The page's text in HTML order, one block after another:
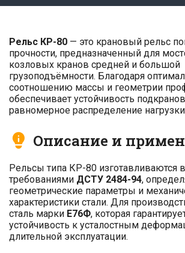
Рельс КР-80 — это крановый рельс
прочности, предназначенный для
козловых кранов средней и большой
грузоподъёмности. Благодаря
соотношению массы и геометрии
обеспечивает устойчивость
равномерное распределение
Описание и
Рельсы типа КР-80 изготавливаются
требованиями ДСТУ 2484-94,
геометрические параметры и
характеристики стали. Для
сталь марки Е76Ф, которая
устойчивость к усталостным
длительной эксплуатации.